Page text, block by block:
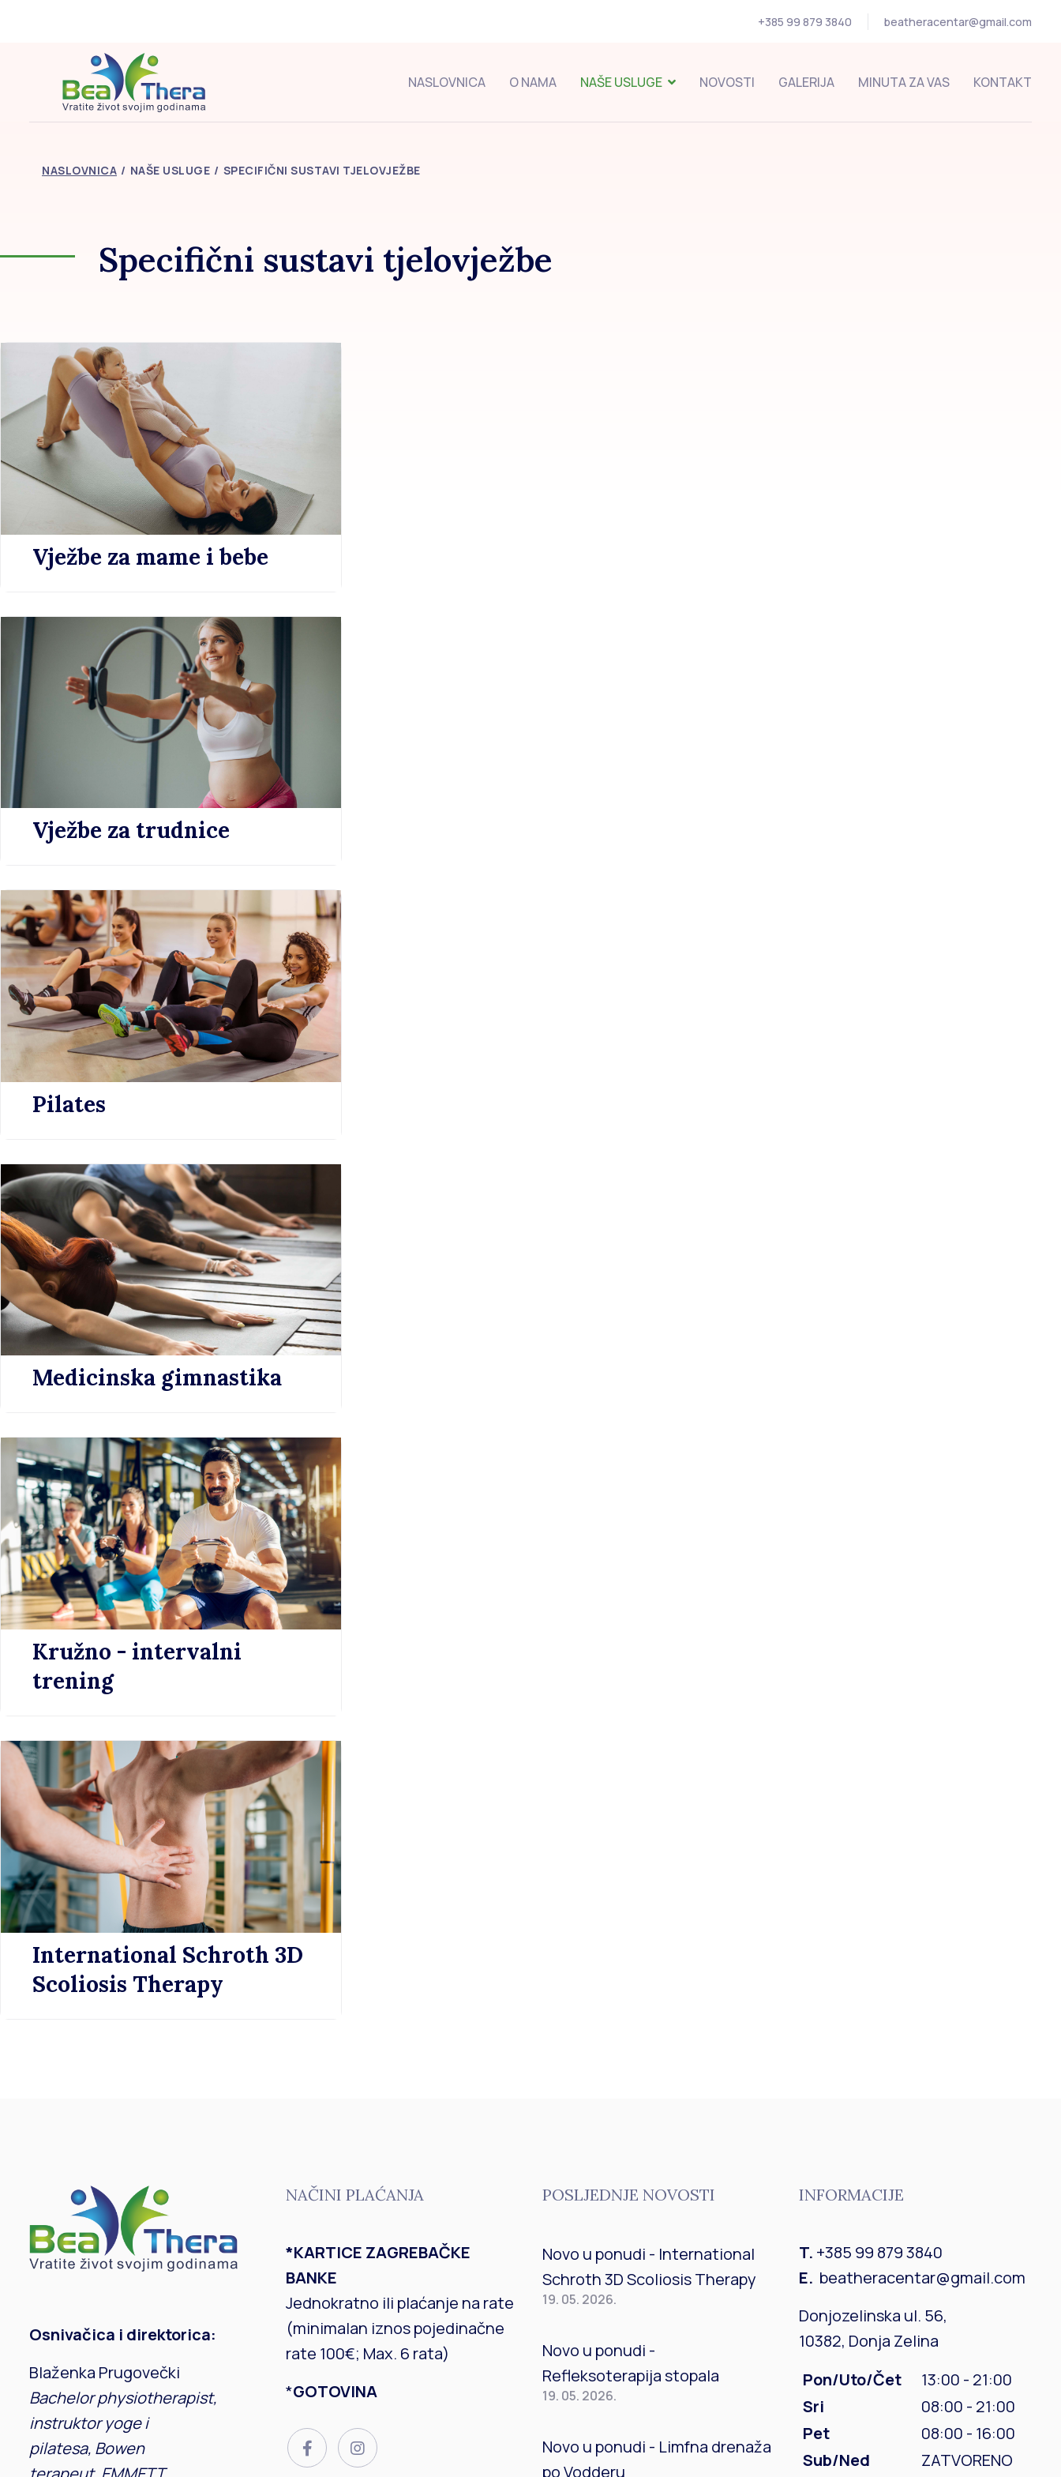
+385 99 879 3840 beatheracentar@gmail.com
NASLOVNICA O NAMA NAŠE USLUGE NOVOSTI GALERIJA MINUTA ZA VAS KONTAKT
NASLOVNICA NAŠE USLUGE SPECIFIČNI SUSTAVI TJELOVJEŽBE
Specifični sustavi tjelovježbe
Vježbe za mame i bebe
Vježbe za trudnice
Pilates
Medicinska gimnastika
Kružno - intervalni
trening
International Schroth 3D
Scoliosis Therapy
Osnivačica i direktorica:
Blaženka Prugovečki
Bachelor physiotherapist,
instruktor yoge i
pilatesa, Bowen
NAČINI PLAĆANJA
*KARTICE ZAGREBAČKE
BANKE
Jednokratno ili plaćanje na rate
(minimalan iznos pojedinačne
rate 100€; Max. 6 rata)
*GOTOVINA
POSLJEDNJE NOVOSTI
Novo u ponudi - International
Schroth 3D Scoliosis Therapy
19. 05. 2026.
Novo u ponudi -
Refleksoterapija stopala
19. 05. 2026.
Novo u ponudi - Limfna drenaža
po Vodderu
INFORMACIJE
T. +385 99 879 3840
E. beatheracentar@gmail.com
Donjozelinska ul. 56,
10382, Donja Zelina
Pon/Uto/Čet
13:00 - 21:00
Sri
08:00 - 21:00
Pet
08:00 - 16:00
Sub/Ned
ZATVORENO